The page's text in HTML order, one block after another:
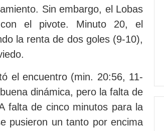
Sin embargo, el Lobas
el pivote. Minuto 20, el
la renta de dos goles (9-10),
el encuentro (min. 20:56, 11-
dinámica, pero la falta de
falta de cinco minutos para la
pusieron un tanto por encima